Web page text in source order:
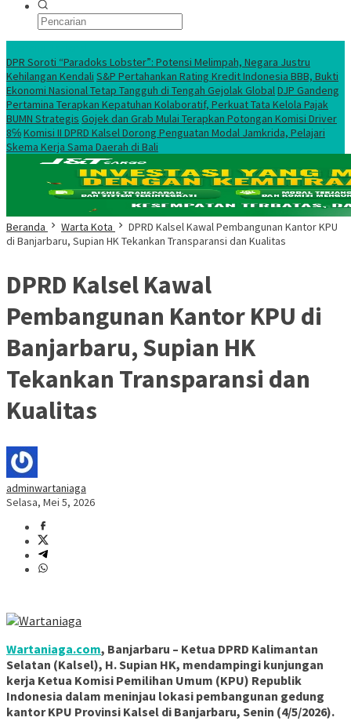
DPR Soroti “Paradoks Lobster”: Potensi Melimpah, Negara Justru
Kehilangan Kendali S&P Pertahankan Rating Kredit Indonesia BBB, Bukti
Ekonomi Nasional Tetap Tangguh di Tengah Gejolak GlobalDJP Gandeng
Pertamina Terapkan Kepatuhan Kolaboratif, Perkuat Tata Kelola Pajak
BUMN Strategis Gojek dan Grab Mulai Terapkan Potongan Komisi Driver
8℅Komisi II DPRD Kalsel Dorong Penguatan Modal Jamkrida, Pelajari
Skema Kerja Sama Daerah di Bali
Beranda Warta Kota
DPRD Kalsel Kawal Pembangunan Kantor KPU
di Banjarbaru, Supian HK Tekankan Transparansi dan Kualitas
DPRD Kalsel Kawal
Pembangunan Kantor KPU di
Banjarbaru, Supian HK
Tekankan Transparansi dan
Kualitas
adminwartaniaga
Selasa, Mei 5, 2026
Wartaniaga.com, Banjarbaru – Ketua DPRD Kalimantan
Selatan (Kalsel), H. Supian HK, mendampingi kunjungan
kerja Ketua Komisi Pemilihan Umum (KPU) Republik
Indonesia dalam meninjau lokasi pembangunan gedung
kantor KPU Provinsi Kalsel di Banjarbaru, Senin (4/5/2026).